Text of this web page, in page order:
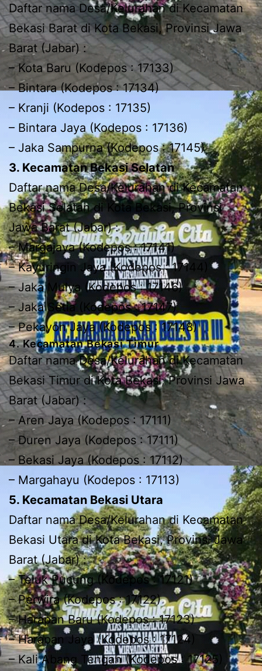
Daftar nama Desa/Kelurahan di Kecamatan
Bekasi Barat di Kota Bekasi, Provinsi Jawa
Barat (Jabar) :
– Kota Baru (Kodepos : 17133)
– Bintara (Kodepos : 17134)
– Kranji (Kodepos : 17135)
– Bintara Jaya (Kodepos : 17136)
– Jaka Sampurna (Kodepos : 17145)
3. Kecamatan Bekasi Selatan
Daftar nama Desa/Kelurahan di Kecamatan
Bekasi Selatan di Kota Bekasi, Provinsi
Jawa Barat (Jabar) :
– Margajaya (Kodepos : 17141)
– Kayuringin Jaya (Kodepos : 17144)
– Jaka Mulya (Kodepos : 17146)
– Jaka Setia (Kodepos : 17147)
– Pekayon Jaya (Kodepos : 17148)
4. Kecamatan Bekasi Timur
Daftar nama Desa/Kelurahan di Kecamatan
Bekasi Timur di Kota Bekasi, Provinsi Jawa
Barat (Jabar) :
– Aren Jaya (Kodepos : 17111)
– Duren Jaya (Kodepos : 17111)
– Bekasi Jaya (Kodepos : 17112)
– Margahayu (Kodepos : 17113)
5. Kecamatan Bekasi Utara
Daftar nama Desa/Kelurahan di Kecamatan
Bekasi Utara di Kota Bekasi, Provinsi Jawa
Barat (Jabar) :
– Teluk Pucung (Kodepos : 17121)
– Perwira (Kodepos : 17122)
– Harapan Baru (Kodepos : 17123)
– Harapan Jaya (Kodepos : 17124)
– Kali Abang Tengah (Kodepos : 17125)